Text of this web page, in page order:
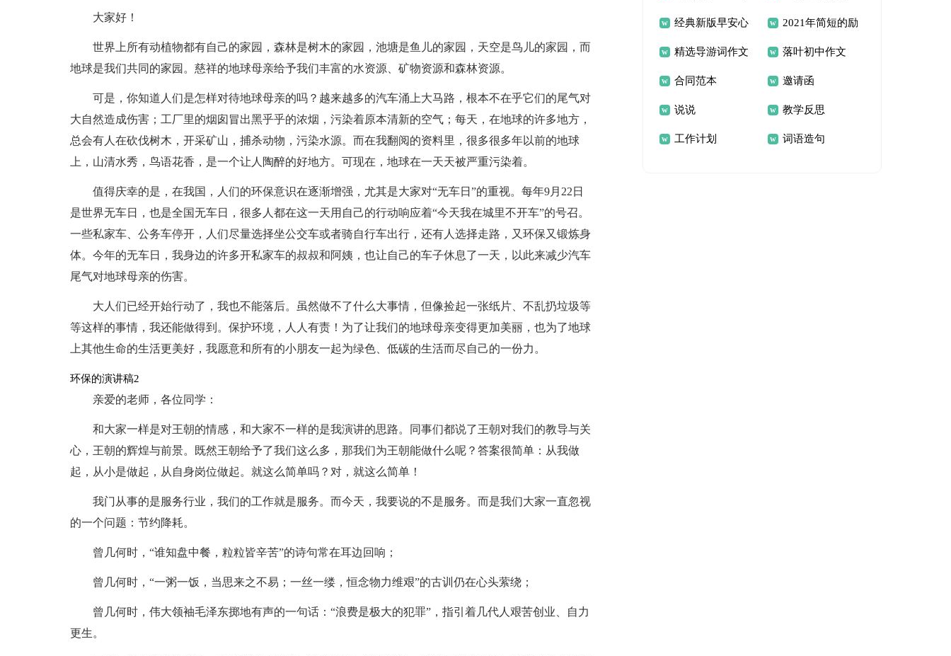
大家好！
世界上所有动植物都有自己的家园，森林是树木的家园，池塘是鱼儿的家园，天空是鸟儿的家园，而
地球是我们共同的家园。慈祥的地球母亲给予我们丰富的水资源、矿物资源和森林资源。
可是，你知道人们是怎样对待地球母亲的吗？越来越多的汽车涌上大马路，根本不在乎它们的尾气对
大自然造成伤害；工厂里的烟囱冒出黑乎乎的浓烟，污染着原本清新的空气；每天，在地球的许多地方，
总会有人在砍伐树木，开采矿山，捕杀动物，污染水源。而在我翻阅的资料里，很多很多年以前的地球
上，山清水秀，鸟语花香，是一个让人陶醉的好地方。可现在，地球在一天天被严重污染着。
值得庆幸的是，在我国，人们的环保意识在逐渐增强，尤其是大家对“无车日”的重视。每年9月22日
是世界无车日，也是全国无车日，很多人都在这一天用自己的行动响应着“今天我在城里不开车”的号召。
一些私家车、公务车停开，人们尽量选择坐公交车或者骑自行车出行，还有人选择走路，又环保又锻炼身
体。今年的无车日，我身边的许多开私家车的叔叔和阿姨，也让自己的车子休息了一天，以此来减少汽车
尾气对地球母亲的伤害。
大人们已经开始行动了，我也不能落后。虽然做不了什么大事情，但像捡起一张纸片、不乱扔垃圾等
等这样的事情，我还能做得到。保护环境，人人有责！为了让我们的地球母亲变得更加美丽，也为了地球
上其他生命的生活更美好，我愿意和所有的小朋友一起为绿色、低碳的生活而尽自己的一份力。
环保的演讲稿2
亲爱的老师，各位同学：
和大家一样是对王朝的情感，和大家不一样的是我演讲的思路。同事们都说了王朝对我们的教导与关
心，王朝的辉煌与前景。既然王朝给予了我们这么多，那我们为王朝能做什么呢？答案很简单：从我做
起，从小是做起，从自身岗位做起。就这么简单吗？对，就这么简单！
我门从事的是服务行业，我们的工作就是服务。而今天，我要说的不是服务。而是我们大家一直忽视
的一个问题：节约降耗。
曾几何时，“谁知盘中餐，粒粒皆辛苦”的诗句常在耳边回响；
曾几何时，“一粥一饭，当思来之不易；一丝一缕，恒念物力维艰”的古训仍在心头萦绕；
曾几何时，伟大领袖毛泽东掷地有声的一句话：“浪费是极大的犯罪”，指引着几代人艰苦创业、自力
更生。
伤感唯美句子合集
40条
经典新版早安心
语24句
2021年简短的励
志标语汇编48条
精选导游词作文
汇总7篇
落叶初中作文
合同范本 邀请函
说说 教学反思
工作计划 词语造句